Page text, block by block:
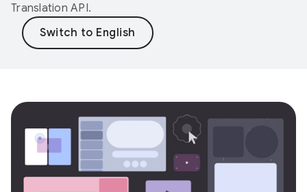
Translation API.